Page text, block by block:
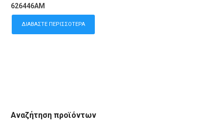
626446AM
ΔΙΑΒΆΣΤΕ ΠΕΡΙΣΣΌΤΕΡΑ
Αναζήτηση προϊόντων